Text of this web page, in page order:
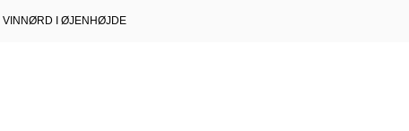
VINNØRD I ØJENHØJDE